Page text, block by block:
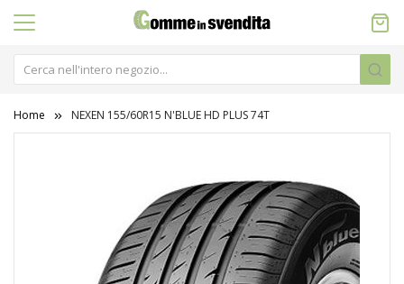
Home NEXEN 155/60R15 N'BLUE HD PLUS 74T